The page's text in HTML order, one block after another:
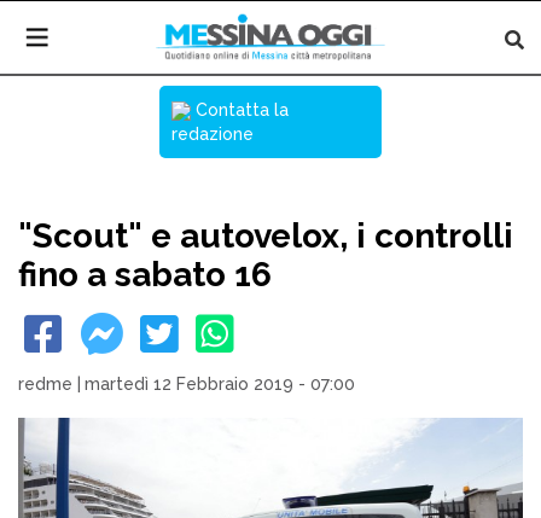
Contatta la
redazione
"Scout" e autovelox, i controlli
fino a sabato 16
redme martedì 12 Febbraio 2019 - 07:00